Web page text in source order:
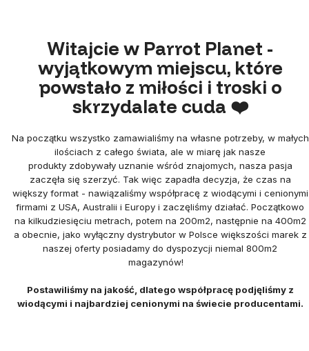
Witajcie w Parrot Planet -
wyjątkowym miejscu, które
powstało z miłości i troski o
skrzydalate cuda ❤️
Na początku wszystko zamawialiśmy na własne potrzeby, w małych
ilościach z całego świata, ale w miarę jak nasze
produkty zdobywały uznanie wśród znajomych, nasza pasja
zaczęła się szerzyć. Tak więc zapadła decyzja, że czas na
większy format - nawiązaliśmy współpracę z wiodącymi i cenionymi
firmami z USA, Australii i Europy i zaczęliśmy działać. Początkowo
na kilkudziesięciu metrach, potem na 200m2, następnie na 400m2
a obecnie, jako wyłączny dystrybutor w Polsce większości marek z
naszej oferty posiadamy do dyspozycji niemal 800m2
magazynów!
Postawiliśmy na jakość, dlatego współpracę podjęliśmy z
wiodącymi i najbardziej cenionymi na świecie producentami.